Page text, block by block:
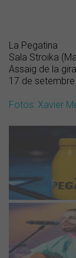
La Pegatina
Sala Stroika
Assaig de la
17 de
Fotos: Xavier